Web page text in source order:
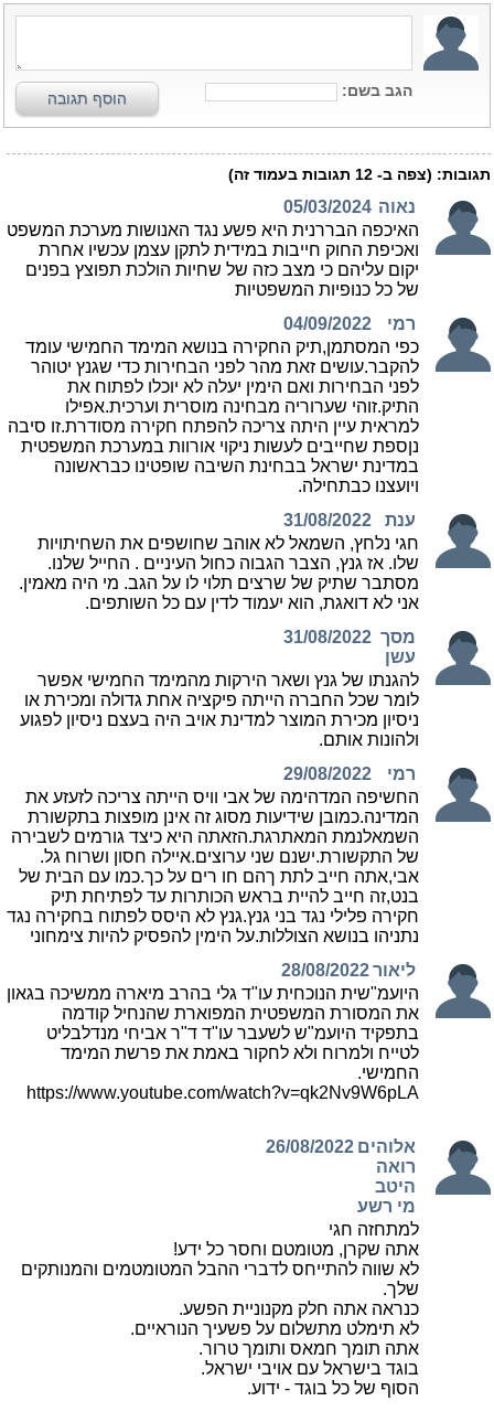
הגב בשם: הוסף תגובה
תגובות: (צפה ב- 12 תגובות בעמוד זה)
נאוה 05/03/2024
האיכפה הבררנית היא פשע נגד האנושות מערכת המשפט
ואכיפת החוק חייבות במידית לתקן עצמן עכשיו אחרת
יקום עליהם כי מצב כזה של שחיות הולכת תפוצץ בפנים
של כל כנופיות המשפטיות
רמי
04/09/2022
כפי המסתמן,תיק החקירה בנושא המימד החמישי עומד
להקבר.עושים זאת מהר לפני הבחירות כדי שגנץ יטוהר
לפני הבחירות ואם הימין יעלה לא יוכלו לפתוח את
התיק.זוהי שערוריה מבחינה מוסרית וערכית.אפילו
למראית עיין היתה צריכה להפתח חקירה מסודרת.זו סיבה
נןספת שחייבים לעשות ניקוי אורוות במערכת המשפטית
במדינת ישראל בבחינת השיבה שופטינו כבראשונה
ויועצנו כבתחילה.
ענת
31/08/2022
חגי נלחץ, השמאל לא אוהב שחושפים את השחיתויות
שלו. אז גנץ, הצבר הגבוה כחול העיניים . החייל שלנו.
מסתבר שתיק של שרצים תלוי לו על הגב. מי היה מאמין.
אני לא דואגת, הוא יעמוד לדין עם כל השותפים.
מסך
עשן
31/08/2022
להגנתו של גנץ ושאר הירקות מהמימד החמישי אפשר
לומר שכל החברה הייתה פיקציה אחת גדולה ומכירת או
ניסיון מכירת המוצר למדינת אויב היה בעצם ניסיון לפגוע
ולהונות אותם.
רמי
29/08/2022
החשיפה המדהימה של אבי וויס הייתה צריכה לזעזע את
המדינה.כמובן שידיעות מסוג זה אינן מופצות בתקשורת
השמאלנמת המאתרגת.הזאתה היא כיצד גורמים לשבירה
של התקשורת.ישנם שני ערוצים.איילה חסון ושרוח גל.
אבי,אתה חייב לתת ךהם חו רים על כך.כמו עם הבית של
בנט,זה חייב להיית בראש הכותרות עד לפתיחת תיק
חקירה פלילי נגד בני גנץ.גנץ לא היסס לפתוח בחקירה נגד
נתניהו בנושא הצוללות.על הימין להפסיק להיות צימחוני
ליאור28/08/2022
היועמ"שית הנוכחית עו"ד גלי בהרב מיארה ממשיכה בגאון
את המסורת המשפטית המפוארת שהנחיל קודמה
בתפקיד היועמ"ש לשעבר עו"ד ד"ר אביחי מנדלבליט
לטייח ולמרוח ולא לחקור באמת את פרשת המימד
החמישי.
https://www.youtube.com/watch?v=qk2Nv9W6pLA
אלוהים
רואה
היטב
מי רשע
26/08/2022
למתחזה חגי
אתה שקרן, מטומטם וחסר כל ידע!
לא שווה להתייחס לדברי ההבל המטומטמים והמנותקים
שלך.
כנראה אתה חלק מקנוניית הפשע.
לא תימלט מתשלום על פשעיך הנוראיים.
אתה תומך חמאס ותומך טרור.
בוגד בישראל עם אויבי ישראל.
הסוף של כל בוגד - ידוע.